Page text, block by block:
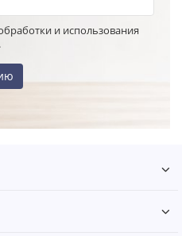
и использования